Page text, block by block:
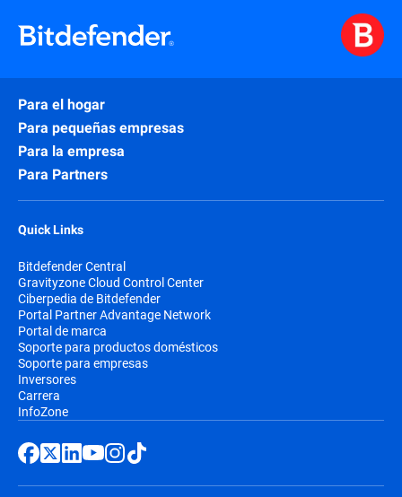
Para el hogar
Para pequeñas empresas
Para la empresa
Para Partners
Quick Links
Bitdefender Central
Gravityzone Cloud Control Center
Ciberpedia de Bitdefender
Portal Partner Advantage Network
Portal de marca
Soporte para productos domésticos
Soporte para empresas
Inversores
Carrera
InfoZone